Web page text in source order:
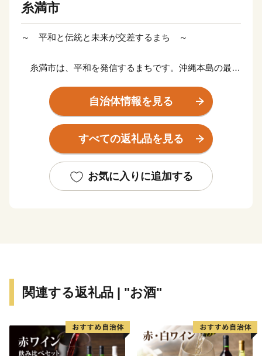
糸満市
～ 平和と伝統と未来が交差するまち ～
糸満市は、平和を発信するまちです。沖縄本島の最南
の塔や平和祈念公園をはじめ、各都道府県の慰霊碑が多
数存在するなど平和の尊さと戦争の悲惨さを発信するま
ちで、修学旅行など平和学習の場となっています。
レーや糸満大綱引をはじめ、ウシデーク、棒術、エイサ
ーなどの伝統行事が各字に息づき、また全国でも珍しい
通により、那覇空港との時間距離が15分～20分と短く
業も盛んですが、特に卸売市場を整備し、水産物の国際
的物流拠点を目指しています。
自治体情報を見る
すべての返礼品を見る
お気に入りに追加する
関連する返礼品 | "お酒"